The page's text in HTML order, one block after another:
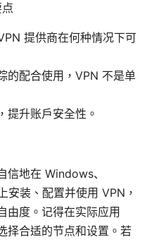
提供商在何种情况下可
的配合使用，VPN 不是单
提升账户安全性。
信地在 Windows、
装、配置并使用 VPN，
由度。记得在实际应用
择合适的节点和设置。若